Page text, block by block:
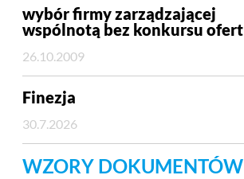
wybór firmy zarządzającej
wspólnotą bez konkursu ofert
26.10.2009
Finezja
30.7.2026
WZORY DOKUMENTÓW